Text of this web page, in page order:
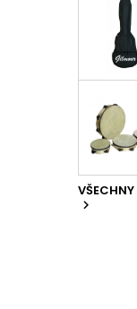
